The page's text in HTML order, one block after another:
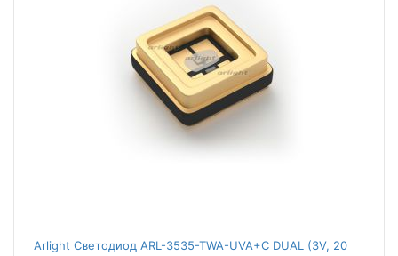
Arlight Светодиод ARL-3535-TWA-UVA+C DUAL (3V, 20